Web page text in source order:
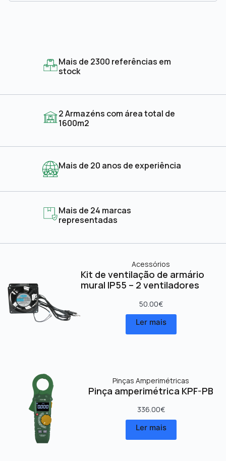
Mais de 2300 referências em
stock
2 Armazéns com área total de
1600m2
Mais de 20 anos de experiência
Mais de 24 marcas
representadas
Acessórios
Kit de ventilação de armário
mural IP55 – 2 ventiladores
50.00€
Ler mais
Pinças Amperimétricas
Pinça amperimétrica KPF-PB
336.00€
Ler mais